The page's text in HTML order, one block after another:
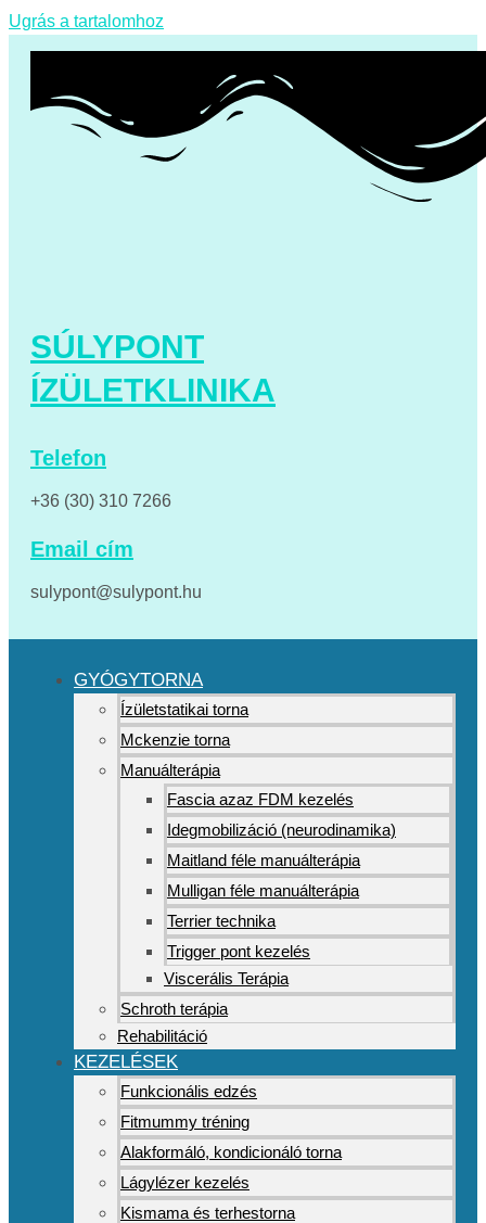
Ugrás a tartalomhoz
SÚLYPONT
ÍZÜLETKLINIKA
Telefon
+36 (30) 310 7266
Email cím
sulypont@sulypont.hu
GYÓGYTORNA
Ízületstatikai torna
Mckenzie torna
Manuálterápia
Fascia azaz FDM kezelés
Idegmobilizáció (neurodinamika)
Maitland féle manuálterápia
Mulligan féle manuálterápia
Terrier technika
Trigger pont kezelés
Viscerális Terápia
Schroth terápia
Rehabilitáció
KEZELÉSEK
Funkcionális edzés
Fitmummy tréning
Alakformáló, kondicionáló torna
Lágylézer kezelés
Kismama és terhestorna